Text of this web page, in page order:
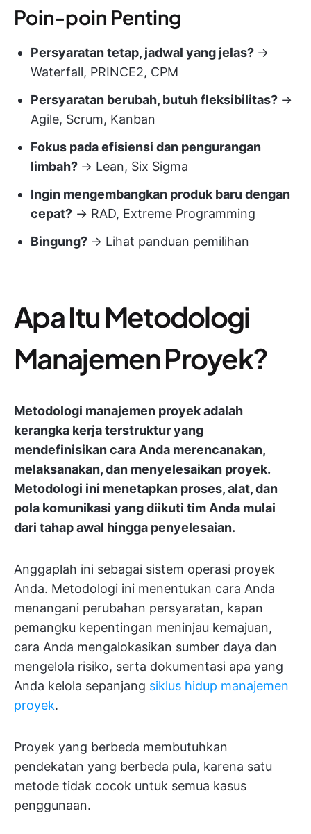
Poin-poin Penting
Persyaratan tetap, jadwal yang jelas? →
Waterfall, PRINCE2, CPM
Persyaratan berubah, butuh fleksibilitas? →
Agile, Scrum, Kanban
Fokus pada efisiensi dan pengurangan
limbah? → Lean, Six Sigma
Ingin mengembangkan produk baru dengan
cepat? → RAD, Extreme Programming
Bingung? → Lihat panduan pemilihan
Apa Itu Metodologi
Manajemen Proyek?
Metodologi manajemen proyek adalah
kerangka kerja terstruktur yang
mendefinisikan cara Anda merencanakan,
melaksanakan, dan menyelesaikan proyek.
Metodologi ini menetapkan proses, alat, dan
pola komunikasi yang diikuti tim Anda mulai
dari tahap awal hingga penyelesaian.
Anggaplah ini sebagai sistem operasi proyek
Anda. Metodologi ini menentukan cara Anda
menangani perubahan persyaratan, kapan
pemangku kepentingan meninjau kemajuan,
cara Anda mengalokasikan sumber daya dan
mengelola risiko, serta dokumentasi apa yang
Anda kelola sepanjang siklus hidup manajemen
proyek.
Proyek yang berbeda membutuhkan
pendekatan yang berbeda pula, karena satu
metode tidak cocok untuk semua kasus
penggunaan.